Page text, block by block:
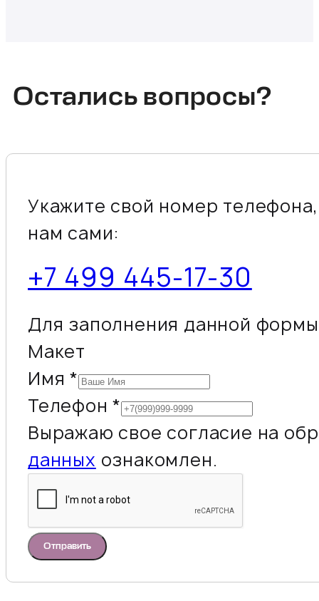
Остались вопросы?
Укажите свой номер
нам сами:
+7 499 445-17-30
Для заполнения данной
Макет
Имя*
Телефон*
Выражаю свое согласие на
данных ознакомлен.
Отправить